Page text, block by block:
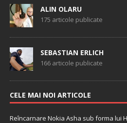
ALIN OLARU
175 articole publicate
SEBASTIAN ERLICH
166 articole publicate
CELE MAI NOI ARTICOLE
Reîncarnare Nokia Asha sub forma lui